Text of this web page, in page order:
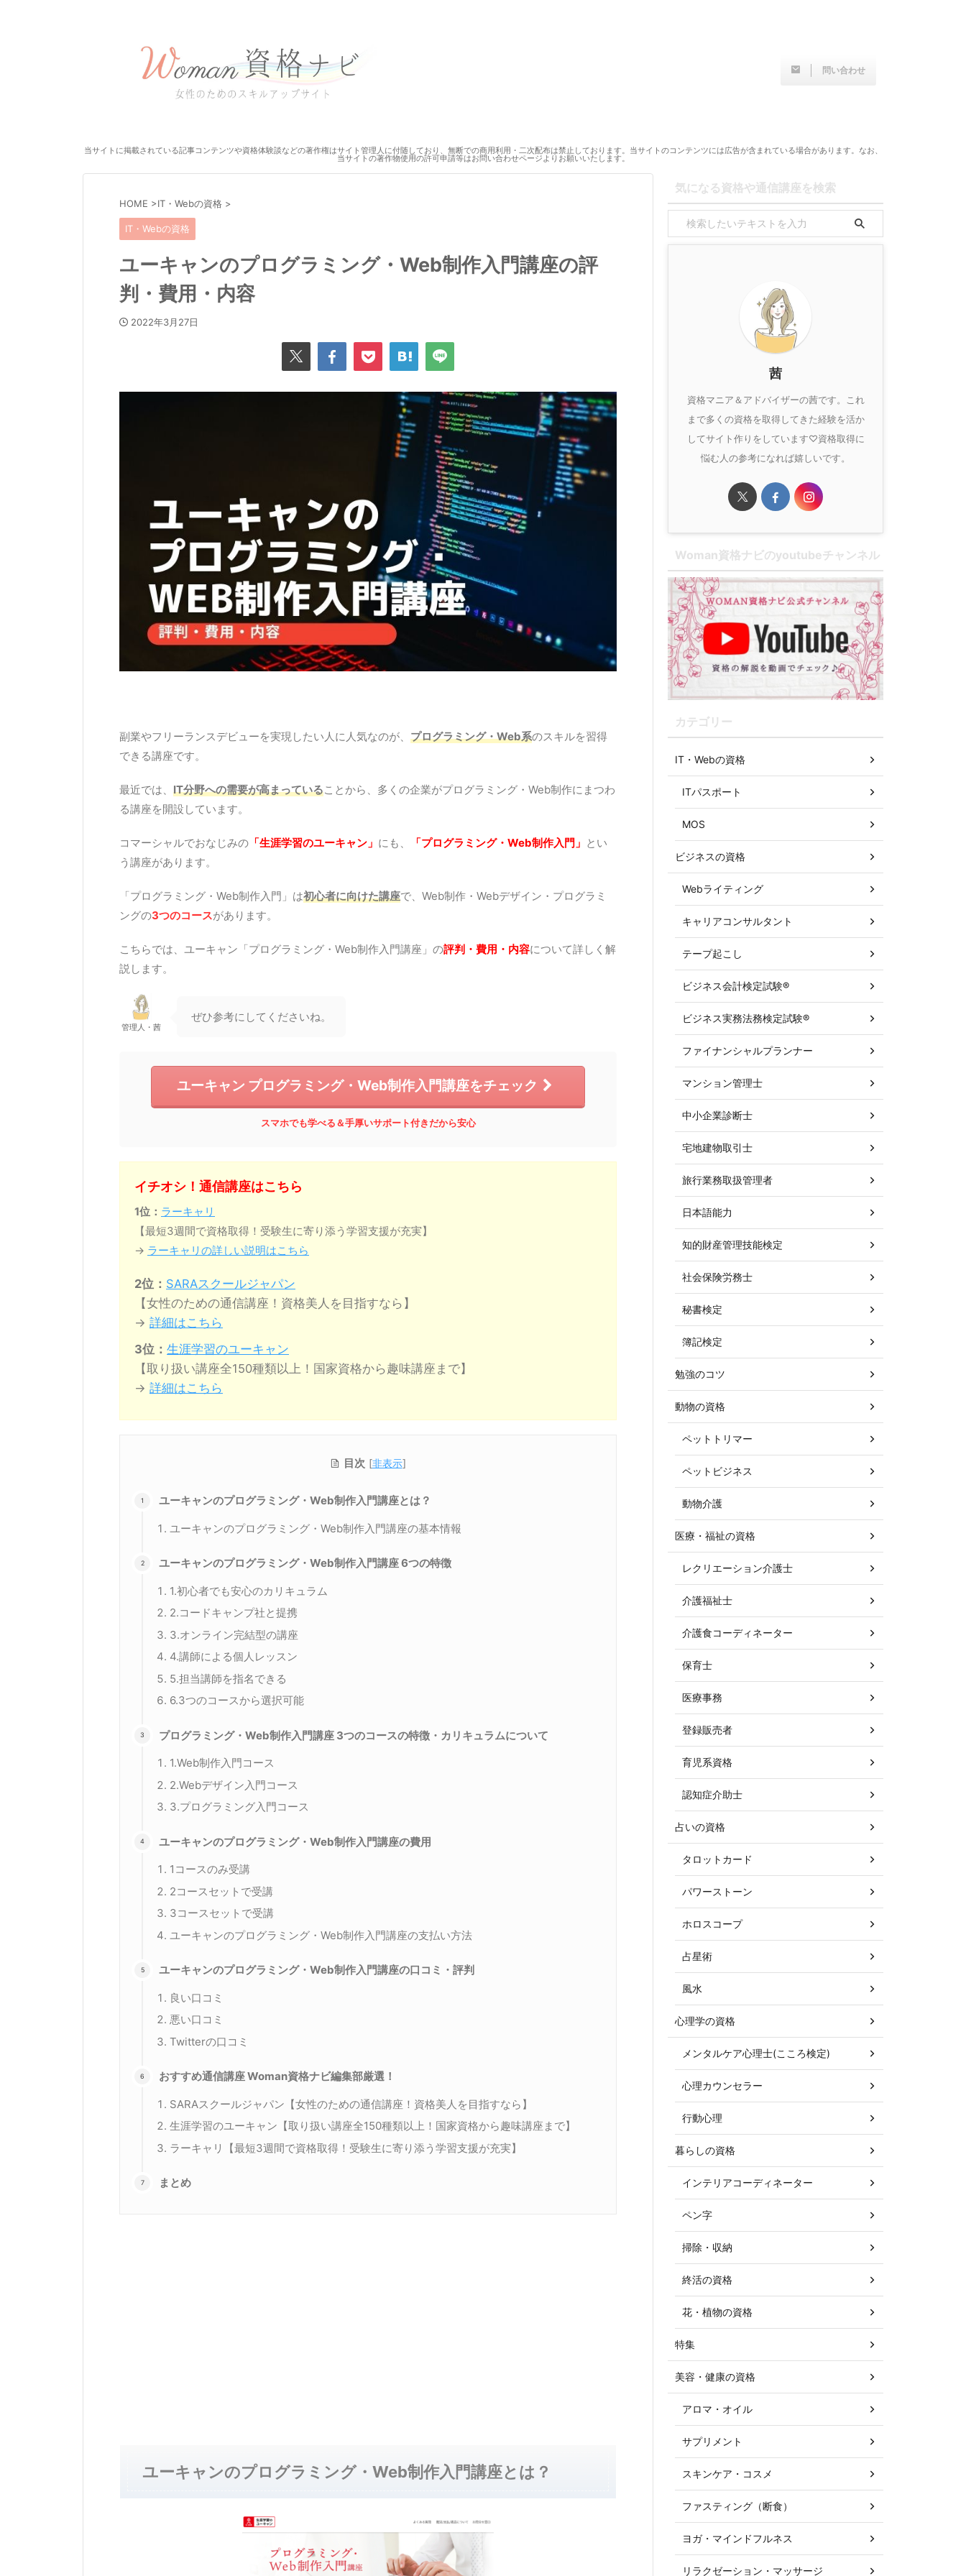
問い合わせ
当サイトに掲載されている記事コンテンツや資格体験談などの著作権はサイト管理人に付随しており、無断での商用利用・二次配布は禁止しております。当サイトのコンテンツには広告が含まれている場合があります。なお、
当サイトの著作物使用の許可申請等はお問い合わせページよりお願いいたします。
HOME >IT・Webの資格 >
IT・Webの資格
ユーキャンのプログラミング・Web制作入門講座の評
判・費用・内容
2022年3月27日
副業やフリーランスデビューを実現したい人に人気なのが、 プログラミング・Web系のスキルを習得
できる講座です。
最近では、 IT分野への需要が高まっていることから、多くの企業がプログラミング・Web制作にまつわ
る講座を開設しています。
コマーシャルでおなじみの 「生涯学習のユーキャン」 にも、 「プログラミング・Web制作入門」 とい
う講座があります。
「プログラミング・Web制作入門」は初心者に向けた講座で、Web制作・Webデザイン・プログラミ
ングの3つのコースがあります。
こちらでは、ユーキャン「プログラミング・Web制作入門講座」の評判・費用・内容について詳しく解
説します。
管理人・茜
ぜひ参考にしてくださいね。
ユーキャン プログラミング・Web制作入門講座をチェック
スマホでも学べる＆手厚いサポート付きだから安心
イチオシ！通信講座はこちら
1位： ラーキャリ
【最短3週間で資格取得！受験生に寄り添う学習支援が充実】
→ ラーキャリの詳しい説明はこちら
2位： SARAスクールジャパン
【女性のための通信講座！資格美人を目指すなら】
→ 詳細はこちら
3位： 生涯学習のユーキャン
【取り扱い講座全150種類以上！国家資格から趣味講座まで】
→ 詳細はこちら
目次 [非表示]
ユーキャンのプログラミング・Web制作入門講座とは？
ユーキャンのプログラミング・Web制作入門講座の基本情報
ユーキャンのプログラミング・Web制作入門講座 6つの特徴
1.初心者でも安心のカリキュラム
2.コードキャンプ社と提携
3.オンライン完結型の講座
4.講師による個人レッスン
5.担当講師を指名できる
6.3つのコースから選択可能
プログラミング・Web制作入門講座 3つのコースの特徴・カリキュラムについて
1.Web制作入門コース
2.Webデザイン入門コース
3.プログラミング入門コース
ユーキャンのプログラミング・Web制作入門講座の費用
1コースのみ受講
2コースセットで受講
3コースセットで受講
ユーキャンのプログラミング・Web制作入門講座の支払い方法
ユーキャンのプログラミング・Web制作入門講座の口コミ・評判
良い口コミ
悪い口コミ
Twitterの口コミ
おすすめ通信講座 Woman資格ナビ編集部厳選！
SARAスクールジャパン【女性のための通信講座！資格美人を目指すなら】
生涯学習のユーキャン【取り扱い講座全150種類以上！国家資格から趣味講座まで】
ラーキャリ【最短3週間で資格取得！受験生に寄り添う学習支援が充実】
まとめ
ユーキャンのプログラミング・Web制作入門講座とは？
気になる資格や通信講座を検索
茜
資格マニア＆アドバイザーの茜です。これ
まで多くの資格を取得してきた経験を活か
してサイト作りをしています♡資格取得に
悩む人の参考になれば嬉しいです。
Woman資格ナビのyoutubeチャンネル
カテゴリー
IT・Webの資格
ITパスポート
MOS
ビジネスの資格
Webライティング
キャリアコンサルタント
テープ起こし
ビジネス会計検定試験®
ビジネス実務法務検定試験®
ファイナンシャルプランナー
マンション管理士
中小企業診断士
宅地建物取引士
旅行業務取扱管理者
日本語能力
知的財産管理技能検定
社会保険労務士
秘書検定
簿記検定
勉強のコツ
動物の資格
ペットトリマー
ペットビジネス
動物介護
医療・福祉の資格
レクリエーション介護士
介護福祉士
介護食コーディネーター
保育士
医療事務
登録販売者
育児系資格
認知症介助士
占いの資格
タロットカード
パワーストーン
ホロスコープ
占星術
風水
心理学の資格
メンタルケア心理士(こころ検定)
心理カウンセラー
行動心理
暮らしの資格
インテリアコーディネーター
ペン字
掃除・収納
終活の資格
花・植物の資格
特集
美容・健康の資格
アロマ・オイル
サプリメント
スキンケア・コスメ
ファスティング（断食）
ヨガ・マインドフルネス
リラクゼーション・マッサージ